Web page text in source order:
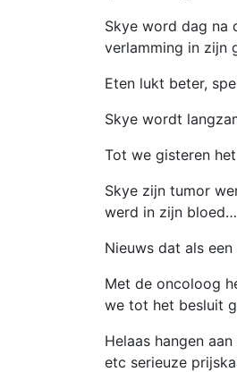
Skye word dag na
verlamming in zijn
Eten lukt beter,
Skye wordt
Tot we gisteren
Skye zijn tumor
werd in zijn bloed…
Nieuws dat als
Met de oncoloog
we tot het besluit
Helaas hangen
etc serieuze